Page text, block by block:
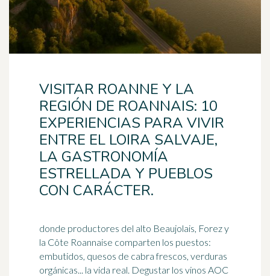
VISITAR ROANNE Y LA
REGIÓN DE ROANNAIS: 10
EXPERIENCIAS PARA VIVIR
ENTRE EL LOIRA SALVAJE,
LA GASTRONOMÍA
ESTRELLADA Y PUEBLOS
CON CARÁCTER.
donde productores del alto Beaujolais, Forez y
la Côte Roannaise comparten los puestos:
embutidos, quesos de cabra frescos, verduras
orgánicas... la vida real. Degustar los vinos AOC